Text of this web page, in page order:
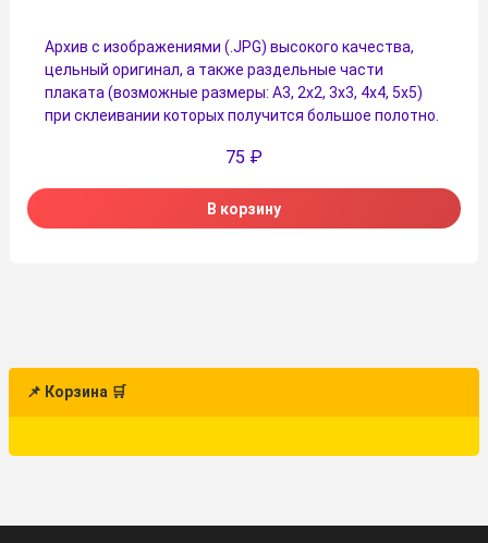
Архив с изображениями (.JPG) высокого качества,
цельный оригинал, а также раздельные части
плаката (возможные размеры: А3, 2х2, 3х3, 4х4, 5х5)
при склеивании которых получится большое полотно.
75 ₽
В корзину
📌 Корзина 🛒